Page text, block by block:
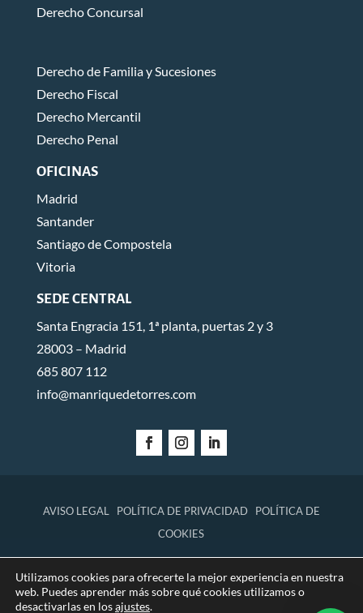
Derecho Concursal
Derecho de Familia y Sucesiones
Derecho Fiscal
Derecho Mercantil
Derecho Penal
OFICINAS
Madrid
Santander
Santiago de Compostela
Vitoria
SEDE CENTRAL
Santa Engracia 151, 1ª planta, puertas 2 y 3
28003 – Madrid
685 807 112
info@manriquedetorres.com
AVISO LEGAL POLÍTICA DE PRIVACIDAD
POLÍTICA DE
COOKIES
© 2026 Manrique de Torres Abogados.
Utilizamos cookies para ofrecerte la mejor experiencia en nuestra
web. Puedes aprender más sobre qué cookies utilizamos o
desactivarlas en losajustes.